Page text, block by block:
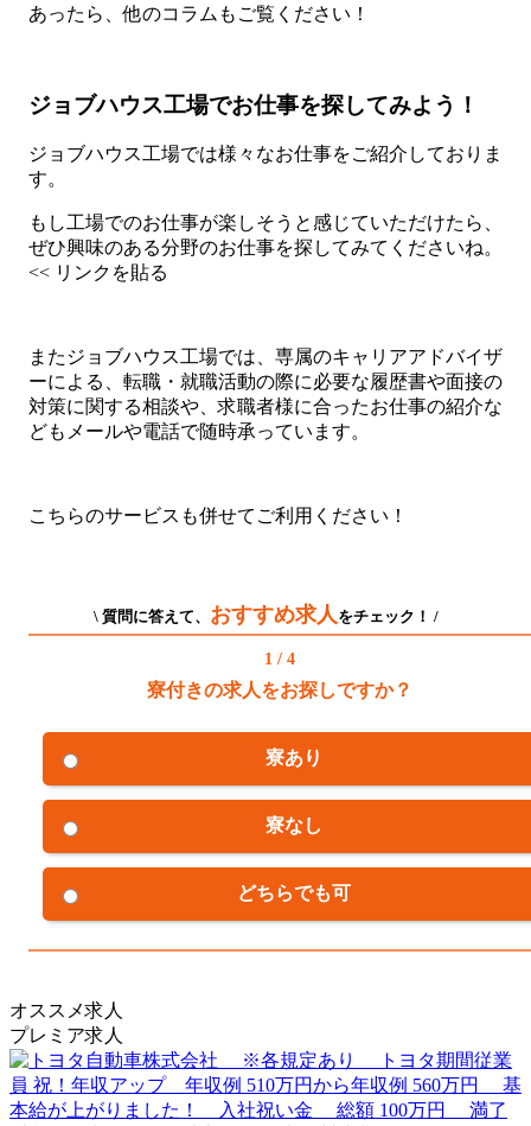
あったら、他のコラムもご覧ください！
ジョブハウス工場でお仕事を探してみよう！
ジョブハウス工場では様々なお仕事をご紹介しておりま
す。
もし工場でのお仕事が楽しそうと感じていただけたら、
ぜひ興味のある分野のお仕事を探してみてくださいね。
<< リンクを貼る
またジョブハウス工場では、専属のキャリアアドバイザ
ーによる、転職・就職活動の際に必要な履歴書や面接の
対策に関する相談や、求職者様に合ったお仕事の紹介な
どもメールや電話で随時承っています。
こちらのサービスも併せてご利用ください！
\ 質問に答えて、 おすすめ求人をチェック！ /
1 / 4
寮付きの求人をお探しですか？
寮あり
寮なし
どちらでも可
オススメ求人
プレミア求人